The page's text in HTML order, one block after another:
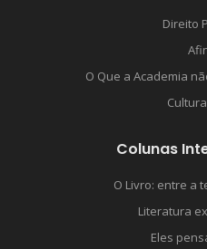
Direito
O Que a Academia
Colunas
O Livro: entre a
Literatura
Eles